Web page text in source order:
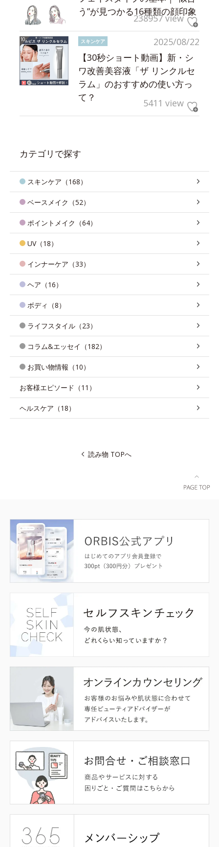
う”が見つかる16種類の顔印象
238957 view
2025/08/22
スキンケア
【30秒ショート動画】新・シ
ワ改善美容液「ザ リンクルセ
ラム」のおすすめの使い方っ
て？
5411 view
カテゴリで探す
スキンケア（168）
ベースメイク（52）
ポイントメイク（64）
UV（18）
インナーケア（33）
ヘア（16）
ボディ（8）
ライフスタイル（23）
コラム&エッセイ（182）
お買い物情報（10）
お客様エピソード（11）
ヘルスケア（18）
読み物 TOPへ